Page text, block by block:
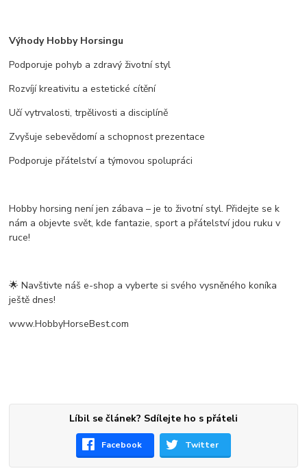
Výhody Hobby Horsingu
Podporuje pohyb a zdravý životní styl
Rozvíjí kreativitu a estetické cítění
Učí vytrvalosti, trpělivosti a disciplíně
Zvyšuje sebevědomí a schopnost prezentace
Podporuje přátelství a týmovou spolupráci
Hobby horsing není jen zábava – je to životní styl. Přidejte se k
nám a objevte svět, kde fantazie, sport a přátelství jdou ruku v
ruce!
🌟 Navštivte náš e-shop a vyberte si svého vysněného koníka
ještě dnes!
www.HobbyHorseBest.com
Líbil se článek? Sdílejte ho s přáteli
Facebook Twitter